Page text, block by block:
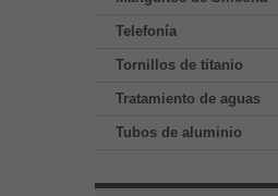
Telefonía
Tornillos de titanio
Tratamiento de aguas
Tubos de aluminio